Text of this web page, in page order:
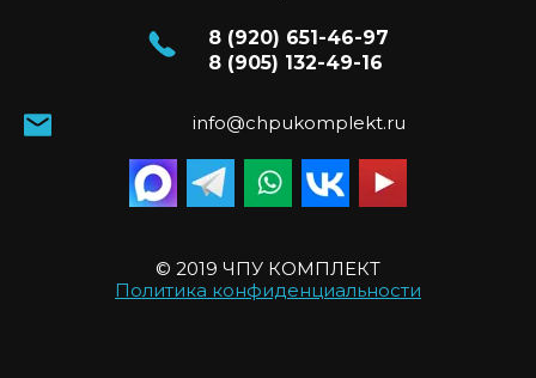
8 (920) 651-46-97
8 (905) 132-49-16
info@chpukomplekt.ru
© 2019 ЧПУ КОМПЛЕКТ
Политика конфиденциальности